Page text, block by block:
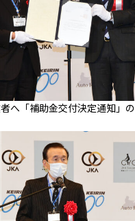
へ「補助金交付決定通知」